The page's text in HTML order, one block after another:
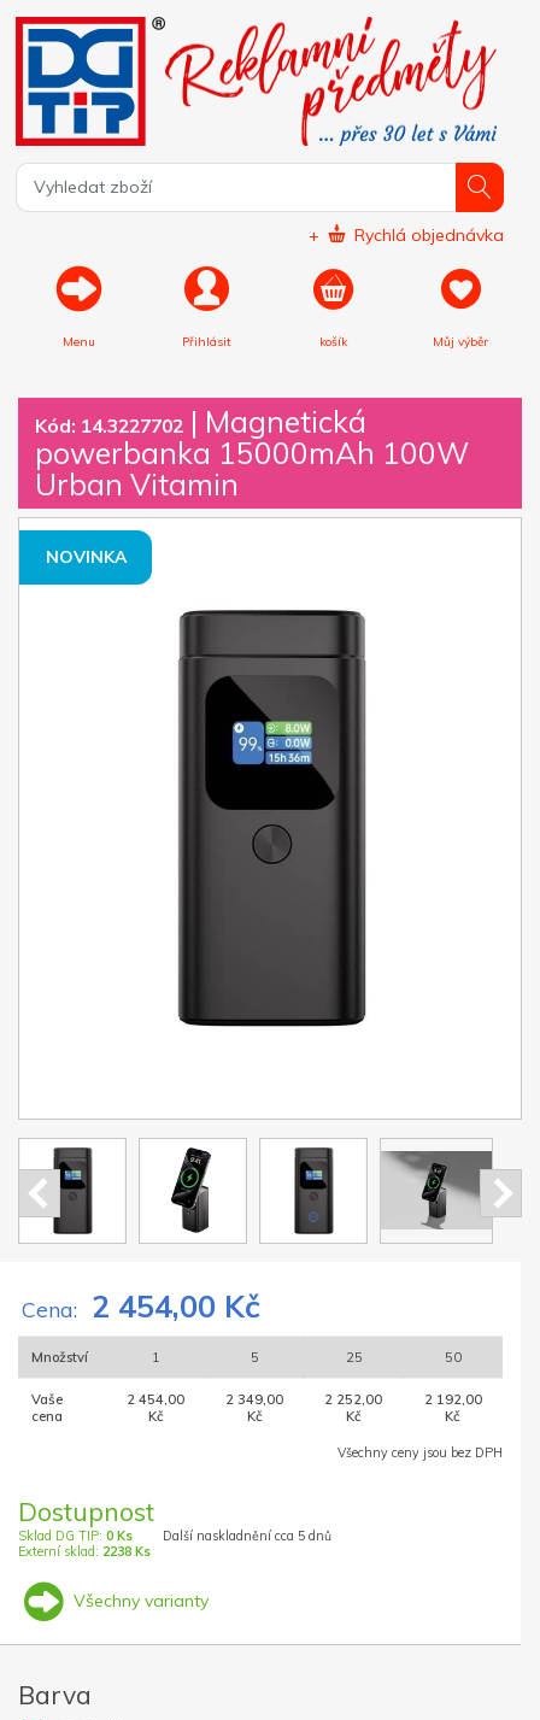
+ Rychlá objednávka
Menu Přihlásit košík Můj výběr
Kód: 14.3227702 | Magnetická
powerbanka 15000mAh 100W
Urban Vitamin
NOVINKA
Cena: 2 454,00 Kč
Množství 1 5 25 50
Vaše
cena
2 454,00
Kč
2 349,00
Kč
2 252,00
Kč
2 192,00
Kč
Všechny ceny jsou bez DPH
Dostupnost
Sklad DG TIP: 0 Ks
Externí sklad: 2238 Ks
Další naskladnění cca 5 dnů
Všechny varianty
Barva